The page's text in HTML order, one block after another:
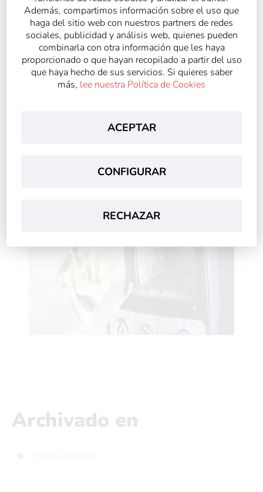
Archivado en
Además, compartimos información sobre el uso que
haga del sitio web con nuestros partners de redes
sociales, publicidad y análisis web, quienes pueden
combinarla con otra información que les haya
proporcionado o que hayan recopilado a partir del uso
que haya hecho de sus servicios. Si quieres saber
más, lee nuestra Política de Cookies
ACEPTAR
CONFIGURAR
RECHAZAR